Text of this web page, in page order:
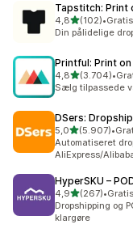
Tapstitch: Print
4,8ud af 5 stjerner
(102)
102 anmeldelser
•
Din pålidelige
Printful: Print on
4,8ud af 5
(3.704)
3704 •
Sælg tilpassede
DSers:
5,0ud af 5
(5.907)
5907 •
Automatiseret
AliExpress/
HyperSKU –
4,9ud af 5 stjerner
(267)
267 anmeldelser
•
Dropshipping og
klargøre